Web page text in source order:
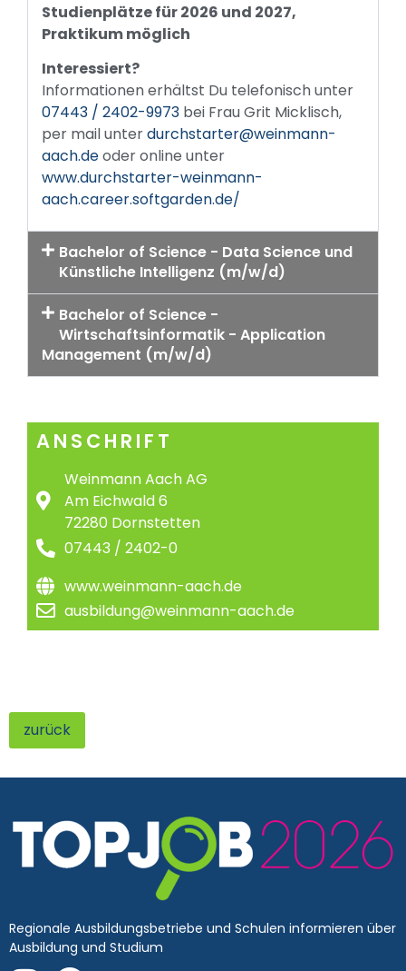
Studienplätze für 2026 und 2027,
Praktikum möglich
Interessiert?
Informationen erhältst Du telefonisch unter
07443 / 2402-9973 bei Frau Grit Micklisch,
per mail unterdurchstarter@weinmann-
aach.deoder online unter
www.durchstarter-weinmann-
aach.career.softgarden.de/
Bachelor of Science - Data Science und
Künstliche Intelligenz (m/w/d)
Bachelor of Science -
Wirtschaftsinformatik - Application
Management (m/w/d)
ANSCHRIFT
Weinmann Aach AG
Am Eichwald 6
72280 Dornstetten
07443 / 2402-0
www.weinmann-aach.de
ausbildung@weinmann-aach.de
zurück
Regionale Ausbildungsbetriebe und Schulen informieren über
Ausbildung und Studium